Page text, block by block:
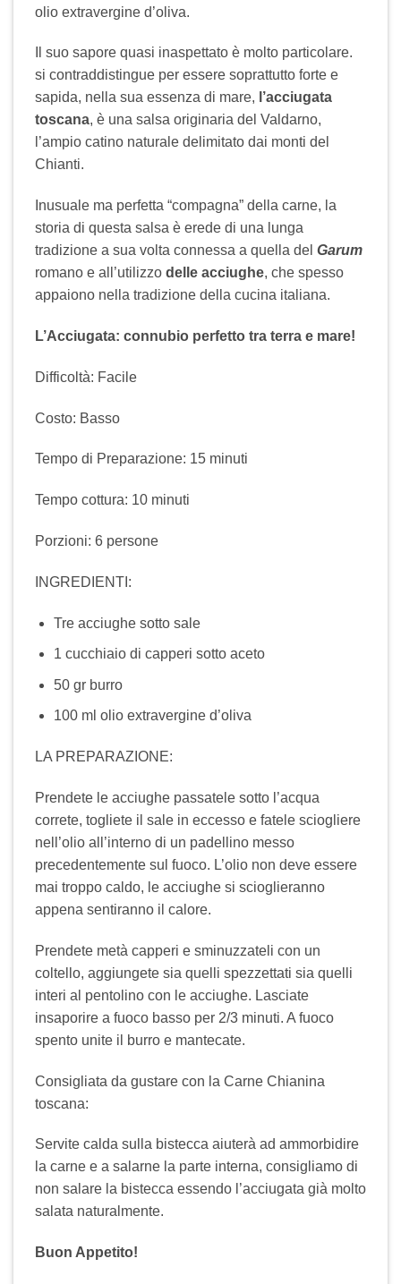
olio extravergine d’oliva.
Il suo sapore quasi inaspettato è molto particolare.
si contraddistingue per essere soprattutto forte e
sapida, nella sua essenza di mare, l’acciugata
toscana, è una salsa originaria del Valdarno,
l’ampio catino naturale delimitato dai monti del
Chianti.
Inusuale ma perfetta “compagna” della carne, la
storia di questa salsa è erede di una lunga
tradizione a sua volta connessa a quella del Garum
romano e all’utilizzo delle acciughe, che spesso
appaiono nella tradizione della cucina italiana.
L’Acciugata: connubio perfetto tra terra e mare!
Difficoltà: Facile
Costo: Basso
Tempo di Preparazione: 15 minuti
Tempo cottura: 10 minuti
Porzioni: 6 persone
INGREDIENTI:
Tre acciughe sotto sale
1 cucchiaio di capperi sotto aceto
50 gr burro
100 ml olio extravergine d’oliva
LA PREPARAZIONE:
Prendete le acciughe passatele sotto l’acqua
correte, togliete il sale in eccesso e fatele sciogliere
nell’olio all’interno di un padellino messo
precedentemente sul fuoco. L’olio non deve essere
mai troppo caldo, le acciughe si scioglieranno
appena sentiranno il calore.
Prendete metà capperi e sminuzzateli con un
coltello, aggiungete sia quelli spezzettati sia quelli
interi al pentolino con le acciughe. Lasciate
insaporire a fuoco basso per 2/3 minuti. A fuoco
spento unite il burro e mantecate.
Consigliata da gustare con la Carne Chianina
toscana:
Servite calda sulla bistecca aiuterà ad ammorbidire
la carne e a salarne la parte interna, consigliamo di
non salare la bistecca essendo l’acciugata già molto
salata naturalmente.
Buon Appetito!